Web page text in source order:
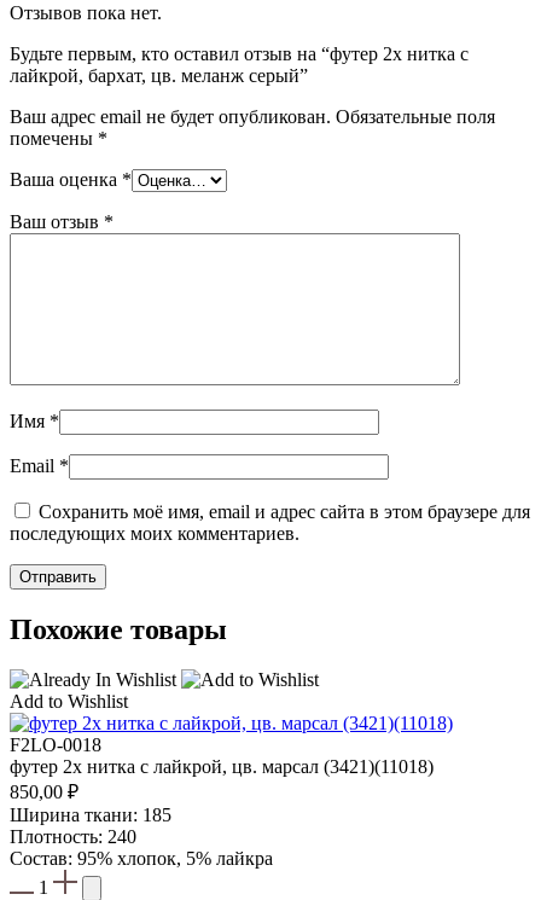
Отзывов пока нет.
Будьте первым, кто оставил отзыв на “футер 2х нитка с
лайкрой, бархат, цв. меланж серый”
Ваш адрес email не будет опубликован. Обязательные поля
помечены *
Ваша оценка *
Ваш отзыв *
Имя *
Email *
Сохранить моё имя, email и адрес сайта в этом браузере для
последующих моих комментариев.
Похожие товары
Add to Wishlist
F2LO-0018
футер 2х нитка с лайкрой, цв. марсал (3421)(11018)
850,00 ₽
Ширина ткани: 185
Плотность: 240
Состав: 95% хлопок, 5% лайкра
1